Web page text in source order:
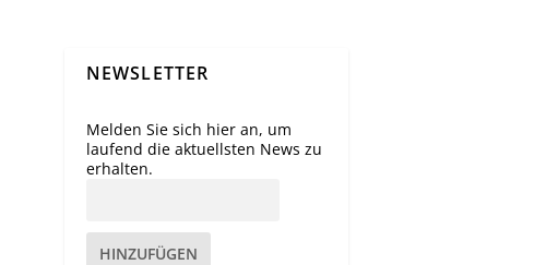
NEWSLETTER
Melden Sie sich hier an, um
laufend die aktuellsten News zu
erhalten.
HINZUFÜGEN